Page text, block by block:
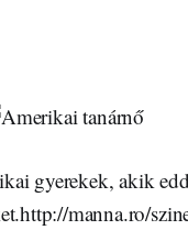
gyerekek, akik
manna.ro/